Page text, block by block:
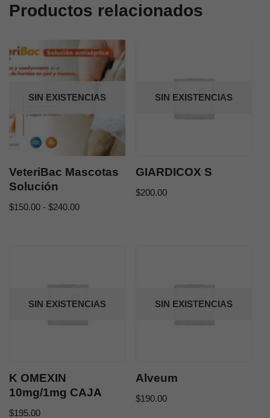
Productos relacionados
SIN EXISTENCIAS
VeteriBac Mascotas
Solución
$150.00 - $240.00
SIN EXISTENCIAS
GIARDICOX S
$200.00
SIN EXISTENCIAS
K OMEXIN
10mg/1mg CAJA
$195.00
SIN EXISTENCIAS
Alveum
$190.00